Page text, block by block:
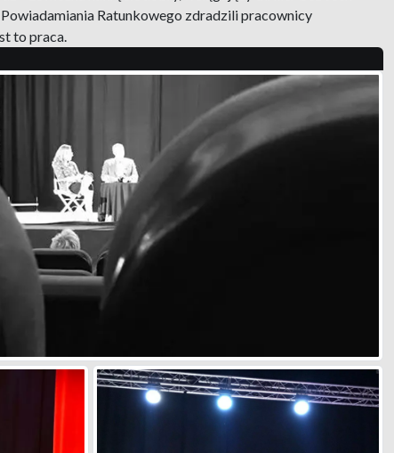
Ratunkowego zdradzili pracownicy
to praca.